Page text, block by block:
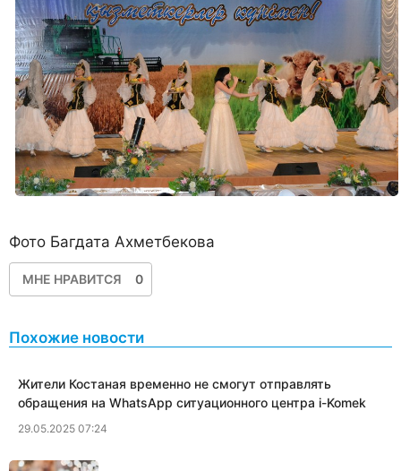
Фото Багдата Ахметбекова
МНЕ НРАВИТСЯ 0
Похожие новости
Жители Костаная временно не смогут отправлять
обращения на WhatsApp ситуационного центра i-Komek
29.05.2025 07:24